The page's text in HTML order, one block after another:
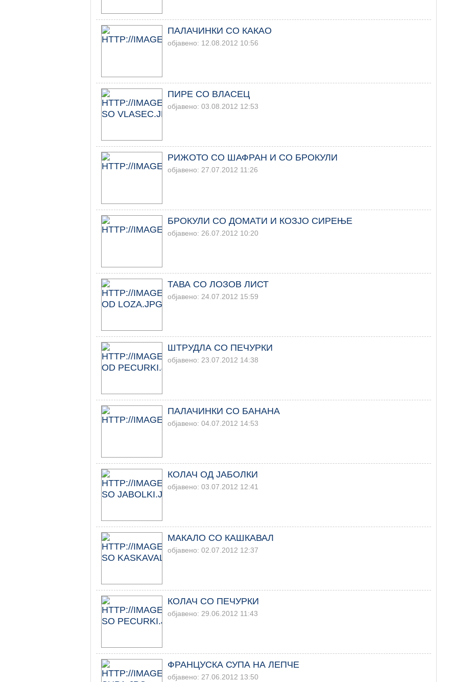
ПАЛАЧИНКИ СО КАКАО
објавено: 12.08.2012 10:56
ПИРЕ СО ВЛАСЕЦ
објавено: 03.08.2012 12:53
РИЖОТО СО ШАФРАН И СО БРОКУЛИ
објавено: 27.07.2012 11:26
БРОКУЛИ СО ДОМАТИ И КОЗЈО СИРЕЊЕ
објавено: 26.07.2012 10:20
ТАВА СО ЛОЗОВ ЛИСТ
објавено: 24.07.2012 15:59
ШТРУДЛА СО ПЕЧУРКИ
објавено: 23.07.2012 14:38
ПАЛАЧИНКИ СО БАНАНА
објавено: 04.07.2012 14:53
КОЛАЧ ОД ЈАБОЛКИ
објавено: 03.07.2012 12:41
МАКАЛО СО КАШКАВАЛ
објавено: 02.07.2012 12:37
КОЛАЧ СО ПЕЧУРКИ
објавено: 29.06.2012 11:43
ФРАНЦУСКА СУПА НА ЛЕПЧЕ
објавено: 27.06.2012 13:50